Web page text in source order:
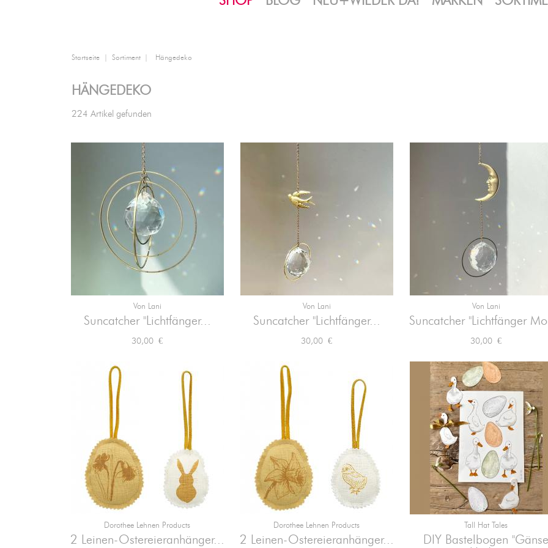
Startseite Sortiment Hängedeko
HÄNGEDEKO
224 Artikel gefunden
Von Lani
Suncatcher "Lichtfänger...
Preis
30,00 €
Vorschau
Von Lani
Suncatcher "Lichtfänger...
Preis
30,00 €
Vorschau
Von Lani
Suncatcher "Lichtfänger
Preis
30,00 €
 Vorschau
Dorothee Lehnen Products
2 Leinen-Ostereieranhänger...
Vorschau
Dorothee Lehnen Products
2 Leinen-Ostereieranhänger...
Vorschau
Tall Hat Tales
DIY Bastelbogen "Gänse
Vorschau